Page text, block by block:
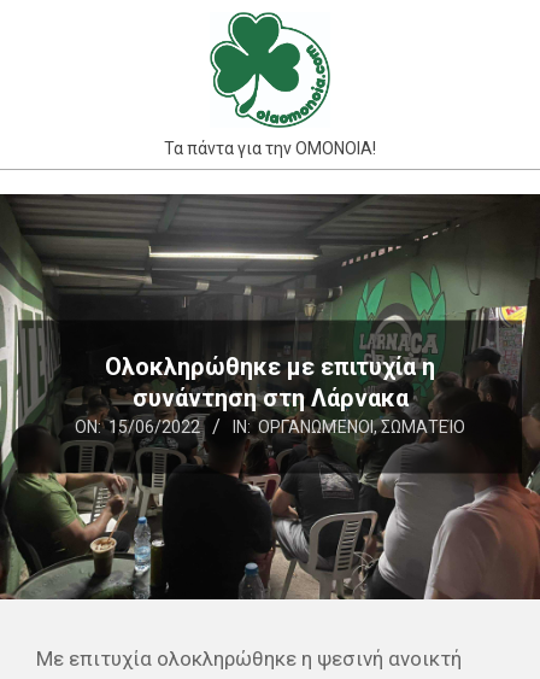
Τα πάντα για την ΟΜΟΝΟΙΑ!
Primary
Navigation
Menu
Ολοκληρώθηκε με επιτυχία η
συνάντηση στη Λάρνακα
ON: 15/06/2022 IN: ΟΡΓΑΝΩΜΈΝΟΙ,ΣΩΜΑΤΕΊΟ
Με επιτυχία ολοκληρώθηκε η ψεσινή ανοικτή